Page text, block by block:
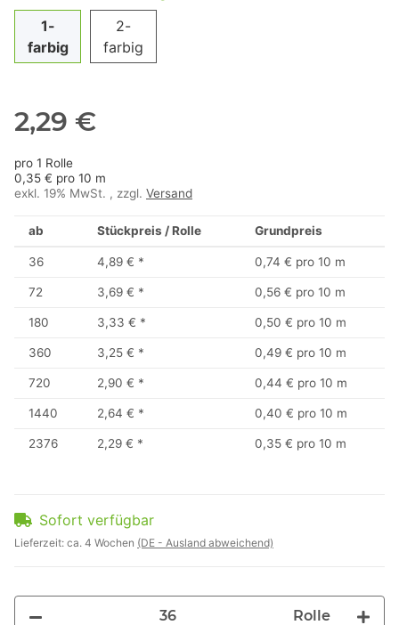
1-
farbig
2-
farbig
2,29 €
pro 1 Rolle
0,35 € pro 10 m
exkl. 19% MwSt. , zzgl. Versand
ab Stückpreis / Rolle Grundpreis
36 4,89 € * 0,74 € pro 10 m
72 3,69 € * 0,56 € pro 10 m
180 3,33 € * 0,50 € pro 10 m
360 3,25 € * 0,49 € pro 10 m
720 2,90 € * 0,44 € pro 10 m
1440 2,64 € * 0,40 € pro 10 m
2376 2,29 € * 0,35 € pro 10 m
Sofort verfügbar
Lieferzeit: ca. 4 Wochen (DE - Ausland abweichend)
Rolle